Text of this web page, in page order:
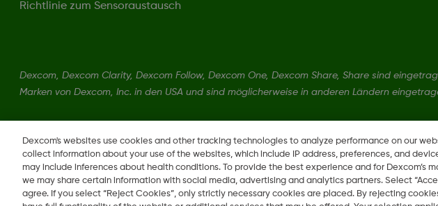
Richtlinie zum Sensoraustausch
Dexcom, Dexcom Clarity, Dexcom Follow, Dexcom One, Dexcom Share, Share sind
Marken von Dexcom, Inc. in den USA und sind möglicherweise in anderen Ländern
MAT-12120
Dexcom's websites use cookies and other tracking technologies to analyze performance on our
collect information about your use of the websites, which include IP address, preferences, and
may include inferences about health conditions. To provide the best experience and for Dexcom’s
we may share certain information with social media, advertising and analytics partners. Select
agree. If you select “Reject Cookies”, only strictly necessary cookies are placed. By rejecting